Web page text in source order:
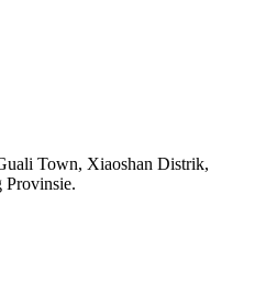
Town, Xiaoshan Distrik,
Provinsie.